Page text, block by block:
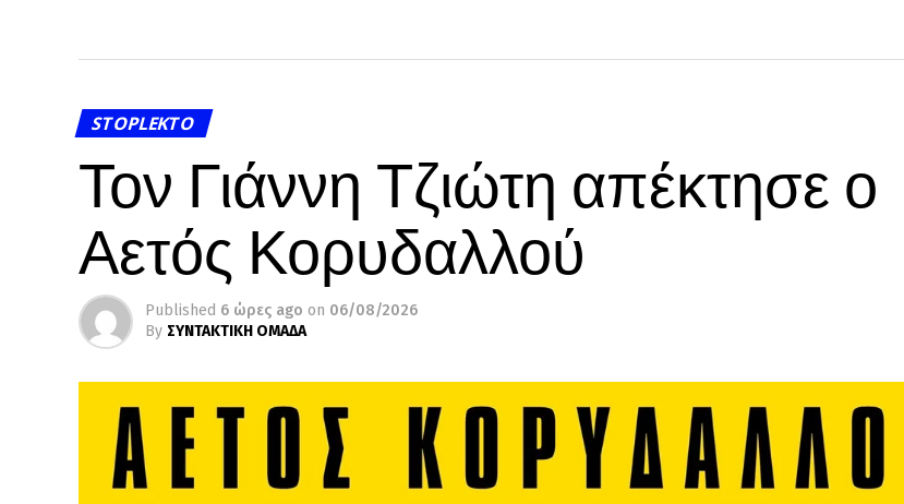
STOPLEKTO
Τον Γιάννη Τζιώτη απέκτησε ο
Αετός Κορυδαλλού
Published 6 ώρες ago on 06/08/2026
By ΣΥΝΤΑΚΤΙΚΗ ΟΜΑΔΑ